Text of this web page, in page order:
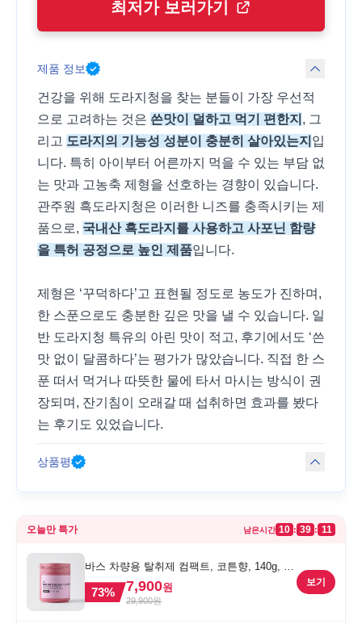
최저가 보러가기
제품 정보
건강을 위해 도라지청을 찾는 분들이 가장 우선적
으로 고려하는 것은 쓴맛이 덜하고 먹기 편한지 , 그
리고 도라지의 기능성 성분이 충분히 살아있는지 입
니다. 특히 아이부터 어른까지 먹을 수 있는 부담 없
는 맛과 고농축 제형을 선호하는 경향이 있습니다.
관주원 흑도라지청은 이러한 니즈를 충족시키는 제
품으로, 국내산 흑도라지를 사용하고 사포닌 함량
을 특허 공정으로 높인 제품입니다.
제형은 ‘꾸덕하다’고 표현될 정도로 농도가 진하며,
한 스푼으로도 충분한 깊은 맛을 낼 수 있습니다. 일
반 도라지청 특유의 아린 맛이 적고, 후기에서도 ‘쓴
맛 없이 달콤하다’는 평가가 많았습니다. 직접 한 스
푼 떠서 먹거나 따뜻한 물에 타서 마시는 방식이 권
장되며, 잔기침이 오래갈 때 섭취하면 효과를 봤다
는 후기도 있었습니다.
상품평
오늘만 특가 남은시간 10 : 39 : 11
바스 차량용 탈취제 컴팩트, 코튼향, 140g, 1
개
73% 7,900원
29,900원
보기